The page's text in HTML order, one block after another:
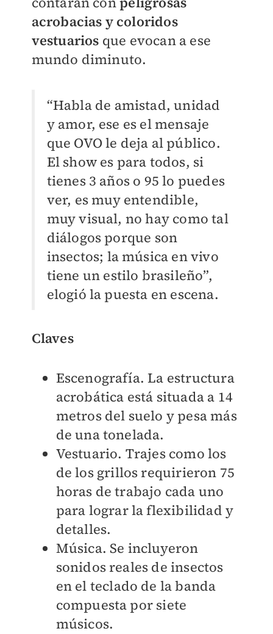
acrobacias y coloridos
vestuarios que evocan a ese
mundo diminuto.
“Habla de amistad, unidad
y amor, ese es el mensaje
que OVO le deja al público.
El show es para todos, si
tienes 3 años o 95 lo puedes
ver, es muy entendible,
muy visual, no hay como tal
diálogos porque son
insectos; la música en vivo
tiene un estilo brasileño”,
elogió la puesta en escena.
Claves
Escenografía. La estructura
acrobática está situada a 14
metros del suelo y pesa más
de una tonelada.
Vestuario. Trajes como los
de los grillos requirieron 75
horas de trabajo cada uno
para lograr la flexibilidad y
detalles.
Música. Se incluyeron
sonidos reales de insectos
en el teclado de la banda
compuesta por siete
músicos.